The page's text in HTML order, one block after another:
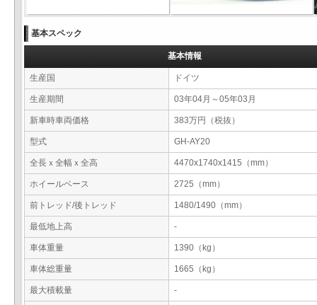
基本スペック
基本情報
生産国 ドイツ
生産期間 03年04月～05年03月
新車時車両価格 383万円（税抜）
型式 GH-AY20
全長ｘ全幅ｘ全高 4470x1740x1415（mm）
ホイールベース 2725（mm）
前トレッド/後トレッド 1480/1490（mm）
最低地上高 -
車体重量 1390（kg）
車体総重量 1665（kg）
最大積載量 -